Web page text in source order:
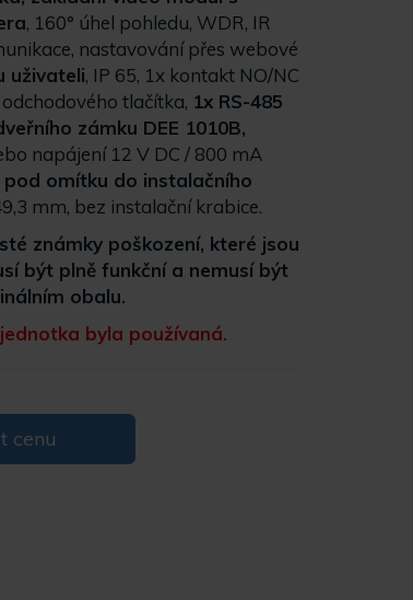
, 160° úhel pohledu, WDR, IR
nastavování přes webové
uživateli, IP 65, 1x kontakt NO/NC
tlačítka, 1x RS-485
zámku DEE 1010B,
napájení 12 V DC / 800 mA
omítku do instalačního
mm, bez instalační krabice.
známky poškození, které jsou
být plně funkční a nemusí být
obalu.
byla používaná.
cenu